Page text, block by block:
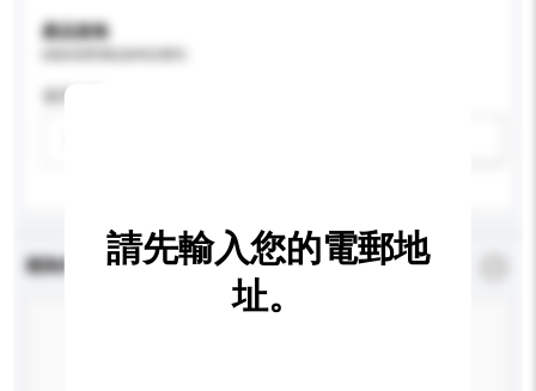
產品規格
適用年齡
查詢內容 *必須填寫
請先輸入您的電郵地
址。